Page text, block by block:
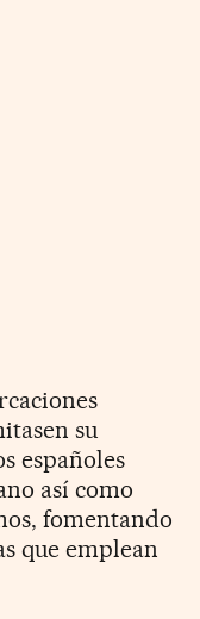
su
españoles
así como
fomentando
que emplean